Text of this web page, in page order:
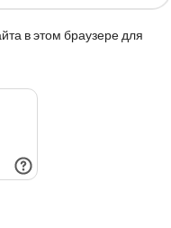
в этом браузере для